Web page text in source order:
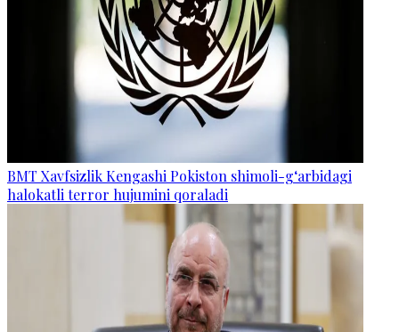
BMT Xavfsizlik Kengashi Pokiston shimoli-g‘arbidagi
halokatli terror hujumini qoraladi